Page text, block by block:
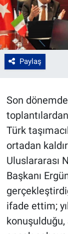
Paylaş
Son
Türk
ortadan
Uluslararası
Başkanı
ifade ettim;
konuşulduğu,